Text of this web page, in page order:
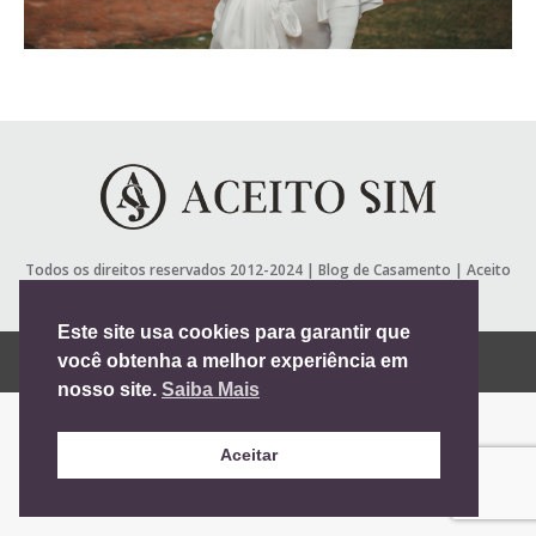
Todos os direitos reservados 2012-2024 | Blog de Casamento | Aceito
Vá para versão mobile
Este site usa cookies para garantir que
você obtenha a melhor experiência em
nosso site. Saiba Mais
Aceitar